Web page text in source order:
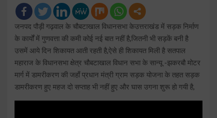
जनपद पौड़ी गढ़वाल के चौबटाखाल विधानसभा केउत्तराखंड में सड़क निर्माण
के कार्यों में गुणवत्ता की कमी कोई नई बात नहीं है,जितनी भी सड़कें बनी है
उसमें आये दिन शिकायत आती रहती है,ऐसे ही शिकायत मिली है सतपाल
महाराज के विधानसभा क्षेत्र चौबटाखाल विधान सभा के सान्यू -झकरबौ मोटर
मार्ग में डामरीकरण की जहाँ प्रधान मंत्री ग्राम सड़क योजना के तहत सड़क
डामरीकरण हुए महज दो सप्ताह भी नहीं हुए और घास उगना शुरू हो गयी है,